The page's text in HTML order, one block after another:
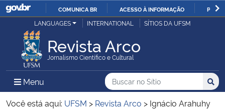
IR
O
COMUNICA BR ACESSO À INFORMAÇÃO
Ministério da Justiça e Segurança Pública
Ministério da Defesa
Ministério das Relações Exteriores
LANGUAGES INTERNATIONAL SÍTIOS DA UFSM
Revista Arco
Jornalismo Científico e Cultural
Menu Menu Principal do Sítio
Busca
Buscar no no Sítio
Busca:
Você está aqui: UFSM > Revista Arco > Ignácio Arahuhy